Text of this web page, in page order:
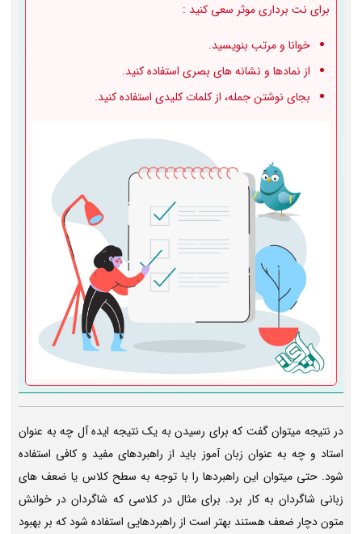
برای نت برداری موثر سعی کنید :
خوانا و مرتب بنویسید.
از نمادها و نشانه های بصری استفاده کنید.
بجای نوشتن جمله، از کلمات کلیدی استفاده کنید.
در نتیجه میتوان گفت که برای رسیدن به یک نتیجه ایده آل چه به عنوان
استاد و چه به عنوان زبان آموز باید از راهبردهای مفید و کافی استفاده
شود. حتی میتوان این راهبردها را با توجه به سطح کلاس یا ضعف های
زبانی شاگردان به کار برد. برای مثال در کلاسی که شاگردان در خوانش
متون دچار ضعف هستند بهتر است از راهبردهایی استفاده شود که بر بهبود